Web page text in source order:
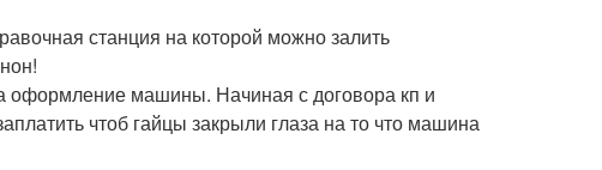
станция на которой можно залить
оформление машины. Начиная с договора кп и
чтоб гайцы закрыли глаза на то что машина